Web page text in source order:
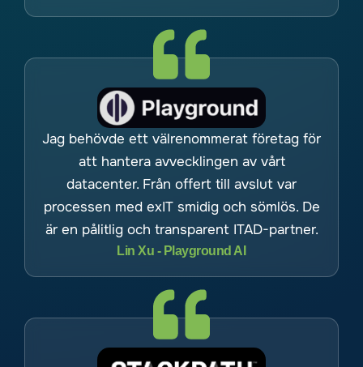
Jag behövde ett välrenommerat företag för
att hantera avvecklingen av vårt
datacenter. Från offert till avslut var
processen med exIT smidig och sömlös. De
är en pålitlig och transparent ITAD-partner.
Lin Xu - Playground AI